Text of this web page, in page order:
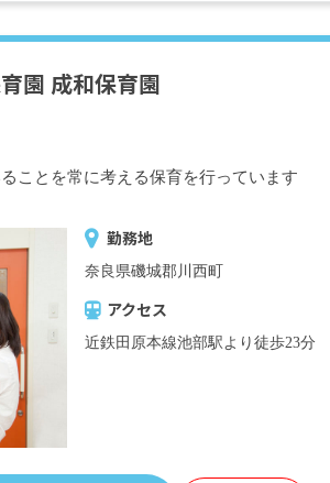
園 成和保育園
ことを常に考える保育を行っています
勤務地
奈良県磯城郡川西町
アクセス
近鉄田原本線池部駅より徒歩23分